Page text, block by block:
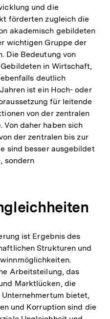
und die
förderten zugleich die
akademisch gebildeten
wichtigen Gruppe der
Die Bedeutung von
in Wirtschaft,
deutlich
ist ein Hoch- oder
für leitende
von der zentralen
Von daher haben sich
der zentralen bis zur
sind besser ausgebildet
sondern
ist Ergebnis des
Strukturen und
Arbeitsteilung, das
Marktlücken, die
bietet,
und Korruption sind die